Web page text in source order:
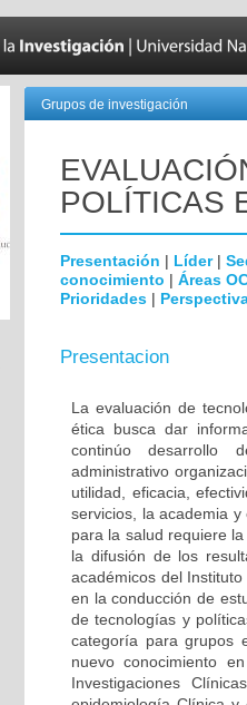
Grupos de investigación
POLÍTICAS
Presentación | Líder|
conocimiento | Áreas
Prioridades |
Presentacion
La evaluación de
ética busca dar
continúo desarrollo
administrativo
utilidad, eficacia,
servicios, la academia
para la salud requiere
la difusión de los
académicos del
en la conducción de
de tecnologías y
categoría para grupos
nuevo conocimiento
Investigaciones